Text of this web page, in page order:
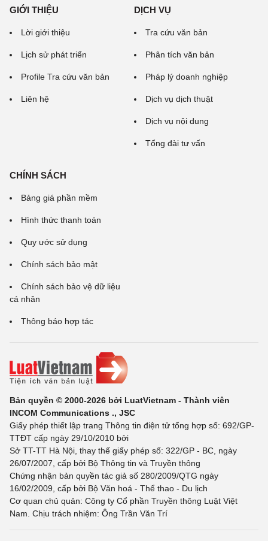
GIỚI THIỆU
Lời giới thiệu
Lịch sử phát triển
Profile Tra cứu văn bản
Liên hệ
DỊCH VỤ
Tra cứu văn bản
Phân tích văn bản
Pháp lý doanh nghiệp
Dịch vụ dịch thuật
Dịch vụ nội dung
Tổng đài tư vấn
CHÍNH SÁCH
Bảng giá phần mềm
Hình thức thanh toán
Quy ước sử dụng
Chính sách bảo mật
Chính sách bảo vệ dữ liệu
cá nhân
Thông báo hợp tác
Bản quyền © 2000-2026 bởi LuatVietnam - Thành viên
INCOM Communications ., JSC
Giấy phép thiết lập trang Thông tin điện tử tổng hợp số: 692/GP-
TTĐT cấp ngày 29/10/2010 bởi
Sở TT-TT Hà Nội, thay thế giấy phép số: 322/GP - BC, ngày
26/07/2007, cấp bởi Bộ Thông tin và Truyền thông
Chứng nhận bản quyền tác giả số 280/2009/QTG ngày
16/02/2009, cấp bởi Bộ Văn hoá - Thể thao - Du lịch
Cơ quan chủ quản: Công ty Cổ phần Truyền thông Luật Việt
Nam. Chịu trách nhiệm: Ông Trần Văn Trí